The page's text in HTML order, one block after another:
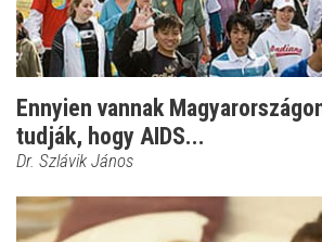
Ennyien vannak
tudják, hogy AIDS...
Dr. Szlávik János